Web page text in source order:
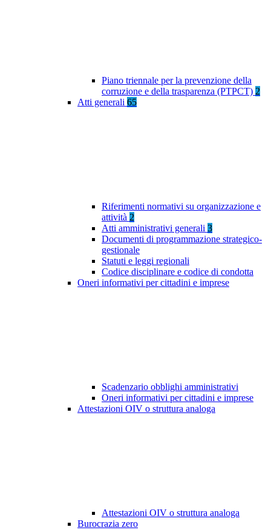
Piano triennale per la prevenzione della
corruzione e della trasparenza (PTPCT) 2
Atti generali 65
Riferimenti normativi su organizzazione e
attività 2
Atti amministrativi generali 3
Documenti di programmazione strategico-
gestionale
Statuti e leggi regionali
Codice disciplinare e codice di condotta
Oneri informativi per cittadini e imprese
Scadenzario obblighi amministrativi
Oneri informativi per cittadini e imprese
Attestazioni OIV o struttura analoga
Attestazioni OIV o struttura analoga
Burocrazia zero